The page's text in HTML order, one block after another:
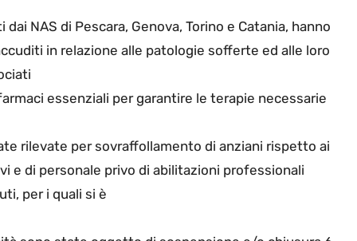
NAS di Pescara, Genova, Torino e Catania, hanno
in relazione alle patologie sofferte ed alle loro
essenziali per garantire le terapie necessarie
rilevate per sovraffollamento di anziani rispetto ai
e di personale privo di abilitazioni professionali
per i quali si è